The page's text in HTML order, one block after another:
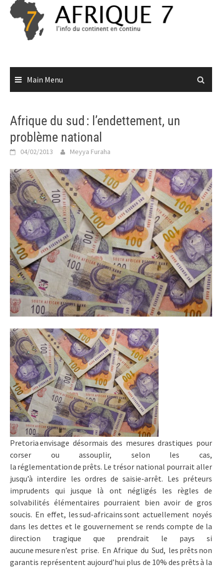
Skip
content
Main Menu
Afrique du sud : l’endettement, un
problème national
04/02/2013 Meyya Furaha
Pretoria envisage désormais des mesures drastiques pour
corser ou assouplir, selon les cas,
la réglementation de prêts. Le trésor national pourrait aller
jusqu’à interdire les ordres de saisie-arrêt. Les préteurs
imprudents qui jusque là ont négligés les règles de
solvabilités élémentaires pourraient bien avoir de gros
soucis. En effet, les sud-africains sont actuellement noyés
dans les dettes et le gouvernement se rends compte de la
direction tragique que prendrait le pays si
aucune mesure n’est prise. En Afrique du Sud, les prêts non
garantis représentent aujourd’hui plus de 10% des prêts à la